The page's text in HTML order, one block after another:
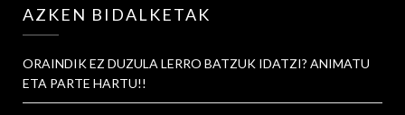
AZKEN BIDALKETAK
ORAINDIK EZ DUZULA LERRO BATZUK IDATZI? ANIMATU
ETA PARTE HARTU!!